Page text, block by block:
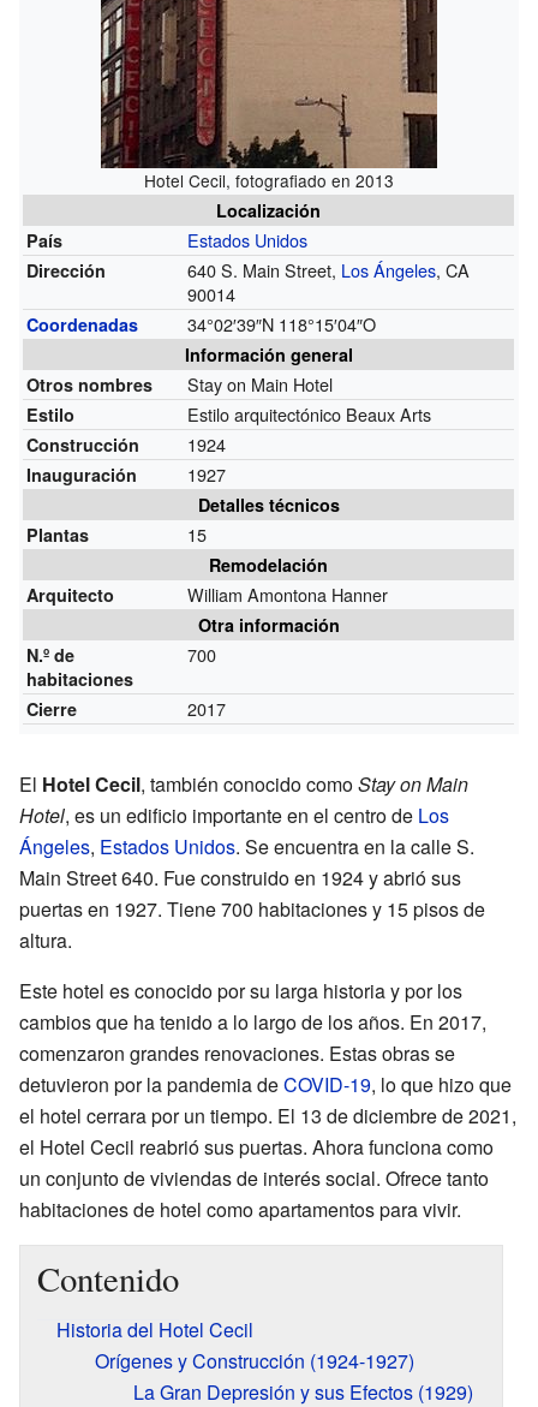
Hotel Cecil, fotografiado en 2013
Localización
País
Estados Unidos
Dirección 640 S. Main Street, Los Ángeles, CA
90014
Coordenadas 34°02′39″N 118°15′04″O
Información general
Otros nombres
Stay on Main Hotel
Estilo Estilo arquitectónico Beaux Arts
Construcción 1924
Inauguración 1927
Detalles técnicos
Plantas
15
Remodelación
Arquitecto
William Amontona Hanner
Otra información
N.º de
habitaciones
700
Cierre 2017
El Hotel Cecil, también conocido comoStay on Main
Hotel, es un edificio importante en el centro de Los
Ángeles, Estados Unidos. Se encuentra en la calle S.
Main Street 640. Fue construido en 1924 y abrió sus
puertas en 1927. Tiene 700 habitaciones y 15 pisos de
altura.
Este hotel es conocido por su larga historia y por los
cambios que ha tenido a lo largo de los años. En 2017,
comenzaron grandes renovaciones. Estas obras se
detuvieron por la pandemia deCOVID-19, lo que hizo que
el hotel cerrara por un tiempo. El 13 de diciembre de 2021,
el Hotel Cecil reabrió sus puertas. Ahora funciona como
un conjunto de viviendas de interés social. Ofrece tanto
habitaciones de hotel como apartamentos para vivir.
Contenido
Historia del Hotel Cecil
Orígenes y Construcción (1924-1927)
La Gran Depresión y sus Efectos (1929)